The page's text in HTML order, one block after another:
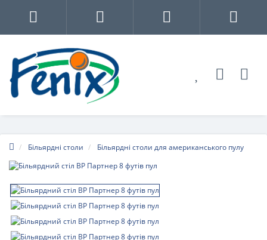
Більярдні столи Більярдні столи для американського пулу